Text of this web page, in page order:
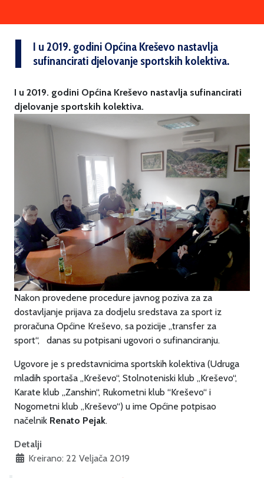
I u 2019. godini Općina Kreševo nastavlja
sufinancirati djelovanje sportskih kolektiva.
I u 2019. godini Općina Kreševo nastavlja sufinancirati
djelovanje sportskih kolektiva.
Nakon provedene procedure javnog poziva za za
dostavljanje prijava za dodjelu sredstava za sport iz
proračuna Općine Kreševo, sa pozicije „transfer za
sport“, danas su potpisani ugovori o sufinanciranju.
Ugovore je s predstavnicima sportskih kolektiva (Udruga
mladih sportaša „Kreševo“, Stolnoteniski klub „Kreševo“,
Karate klub „Zanshin“, Rukometni klub “Kreševo“ i
Nogometni klub „Kreševo“) u ime Općine potpisao
načelnik Renato Pejak.
Detalji
Kreirano: 22 Veljača 2019